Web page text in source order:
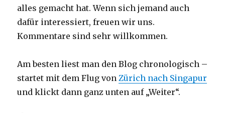
alles gemacht hat. Wenn sich jemand auch
dafür interessiert, freuen wir uns.
Kommentare sind sehr willkommen.
Am besten liest man den Blog chronologisch –
startet mit dem Flug vonZürich nach Singapur
und klickt dann ganz unten auf „Weiter“.